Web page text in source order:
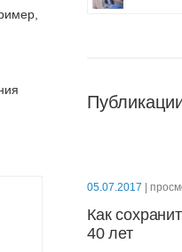
05.07.2017 |
Как
40 лет